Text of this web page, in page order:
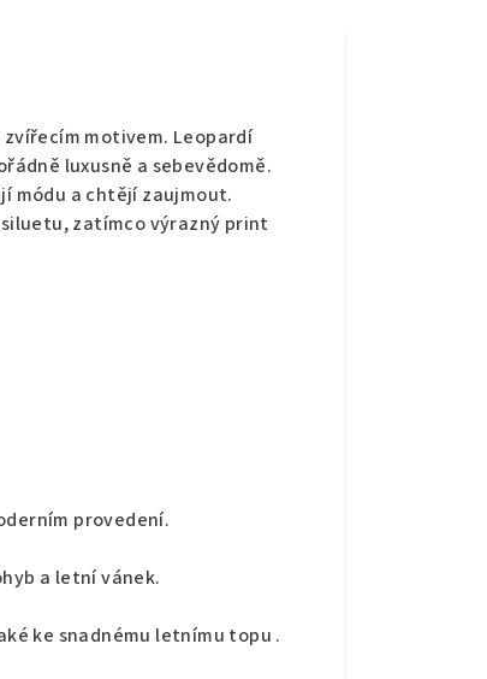
motivem. Leopardí
luxusně a sebevědomě.
módu a chtějí zaujmout.
zatímco výrazný print
provedení.
a letní vánek.
ke snadnému letnímu topu .